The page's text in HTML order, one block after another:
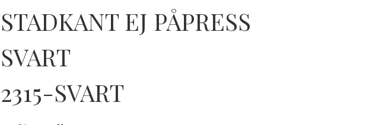
STADKANT EJ PÅPRESS
SVART
2315-SVART